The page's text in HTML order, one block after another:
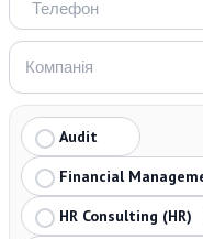
Audit
Financial
HR Consulting (HR)